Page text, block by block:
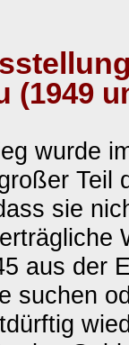
(1949
wurde
Teil
sie
aus der
suchen